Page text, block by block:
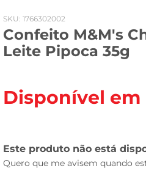
: 1766302002
Confeito M&M's
Leite Pipoca 35g
Disponível em
fogao
café
cerveja
leite
tv